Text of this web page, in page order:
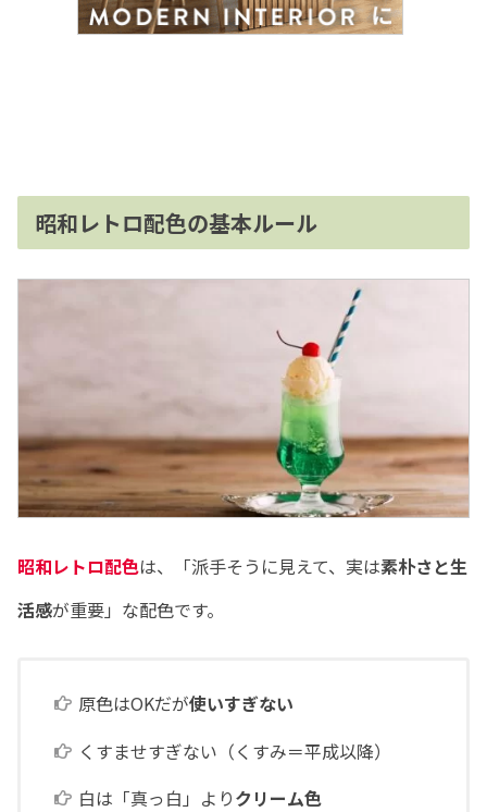
昭和レトロ配色の基本ルール
昭和レトロ配色は、「派手そうに見えて、実は素朴さと生
活感が重要」な配色です。
原色はOKだが使いすぎない
くすませすぎない（くすみ＝平成以降）
白は「真っ白」よりクリーム色